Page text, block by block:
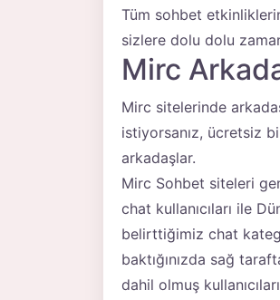
Tüm sohbet
sizlere dolu dolu
Mirc
Mirc sitelerinde
istiyorsanız, ücretsiz
arkadaşlar.
Mirc Sohbet siteleri
chat kullanıcıları ile
belirttiğimiz chat
baktığınızda sağ
dahil olmuş